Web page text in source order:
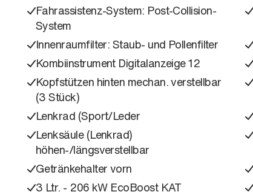
Fahrassistenz-System: Post-Collision-
System
Innenraumfilter: Staub- und Pollenfilter
Kombiinstrument Digitalanzeige 12
Kopfstützen hinten mechan. verstellbar
(3 Stück)
Lenkrad (Sport/Leder
Lenksäule (Lenkrad)
höhen-/längsverstellbar
Getränkehalter vorn
3 Ltr. - 206 kW EcoBoost KAT